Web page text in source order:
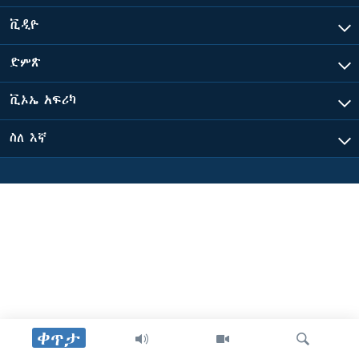
ቋንቋዎች
ቀጥታ
ቪዲዮ
ድምጽ
ቪኦኤ አፍሪካ
ስለ እኛ